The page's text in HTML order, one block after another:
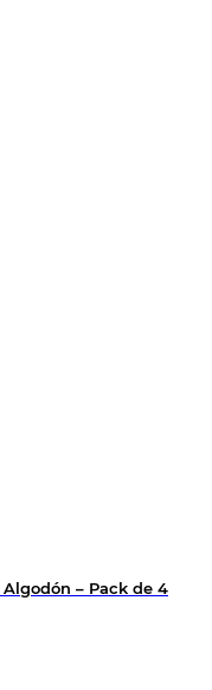
– Pack de 4